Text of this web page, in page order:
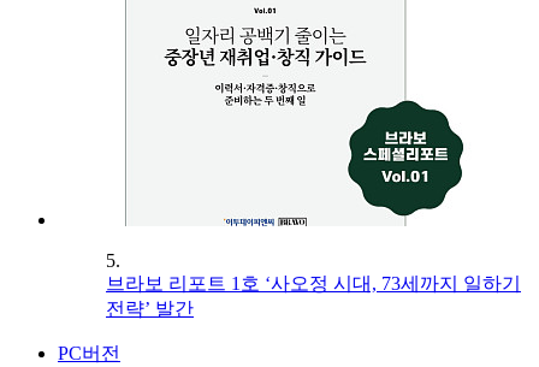
5.
브라보 리포트 1호 ‘사오정 시대, 73세까지 일하기
전략’ 발간
PC버전